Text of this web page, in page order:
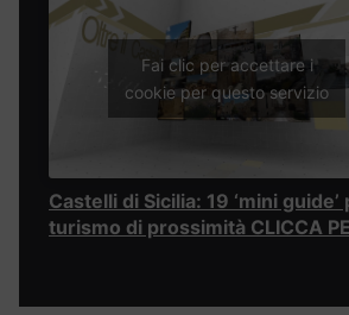
Fai clic per accettare i
cookie per questo servizio
Castelli di Sicilia: 19 ‘mini
turismo di prossimità CLICCA